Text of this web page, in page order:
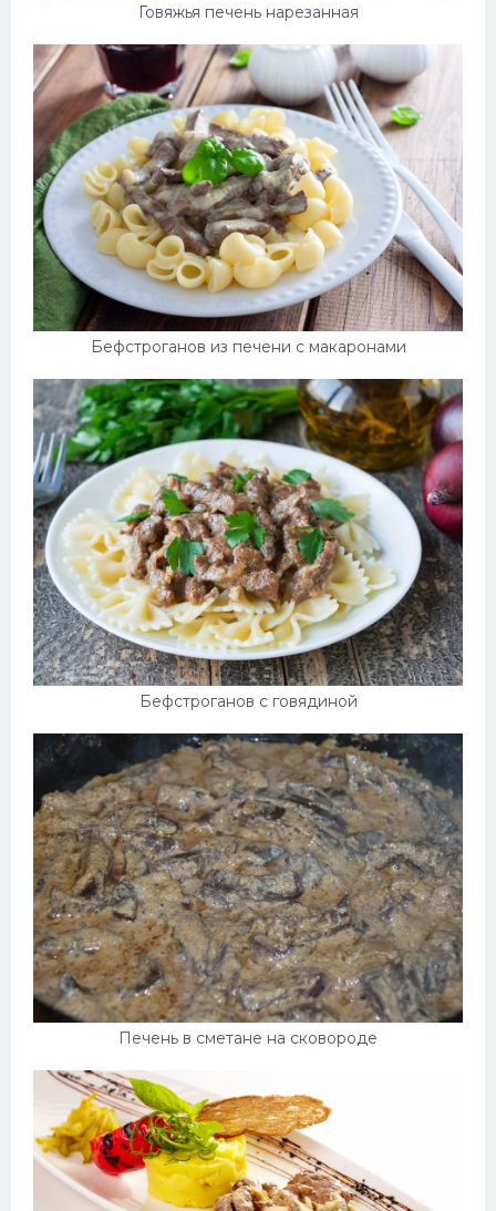
Говяжья печень нарезанная
Бефстроганов из печени с макаронами
Бефстроганов с говядиной
Печень в сметане на сковороде